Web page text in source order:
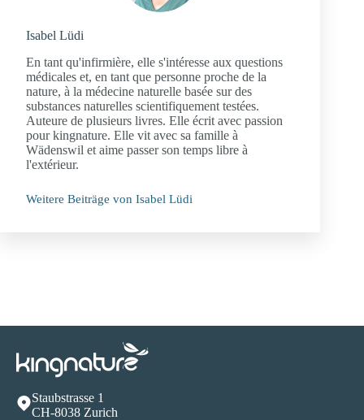
Isabel Lüdi
En tant qu'infirmière, elle s'intéresse aux questions
médicales et, en tant que personne proche de la
nature, à la médecine naturelle basée sur des
substances naturelles scientifiquement testées.
Auteure de plusieurs livres. Elle écrit avec passion
pour kingnature. Elle vit avec sa famille à
Wädenswil et aime passer son temps libre à
l'extérieur.
Weitere Beiträge von Isabel Lüdi
Staubstrasse 1
CH-8038 Zurich